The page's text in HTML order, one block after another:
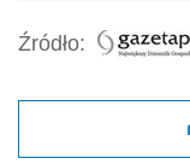
Źródło: